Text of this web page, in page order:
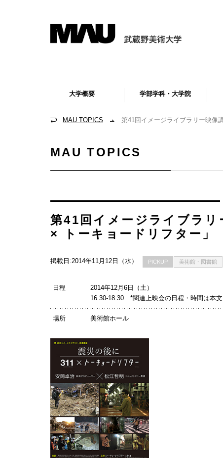
大学概要 学部学科・大学院
MAU TOPICS 第41回イメージライブラリー映像
MAU TOPICS
第41回イメージライブラ
× トーキョードリフター」
掲載日:2014年11月12日（水） PICKUP 美術館・図書館
日程
2014年12月6日（土）
16:30-18:30 *関連上映会の日程・時間は本
場所 美術館ホール